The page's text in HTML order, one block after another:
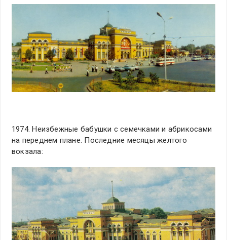
1974. Неизбежные бабушки с семечками и абрикосами
на переднем плане. Последние месяцы желтого
вокзала: